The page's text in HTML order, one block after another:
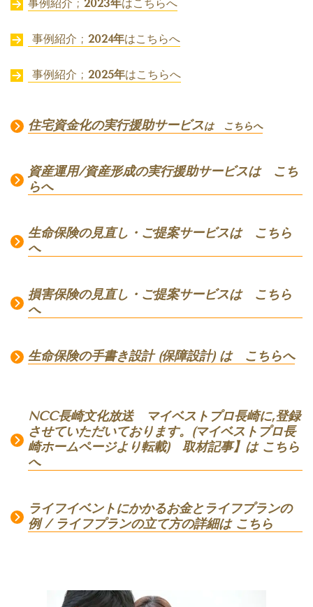
事例紹介 ; 2023年はこちらへ
事例紹介 ; 2024年はこちらへ
事例紹介 ; 2025年はこちらへ
住宅資金化の実行援助サービスは こちらへ
資産運用/資産形成の実行援助サービスは こち
らへ
生命保険の見直し・ご提案サービスは こちら
へ
損害保険の見直し・ご提案サービスは こちら
へ
生命保険の手書き設計 (保障設計) は こちらへ
NCC長崎文化放送 マイベストプロ長崎に,登録
させていただいております。(マイベストプロ長
崎ホームページより転載) 取材記事】は こちら
へ
ライフイベントにかかるお金とライフプランの
例 / ライフプランの立て方の詳細は こちら